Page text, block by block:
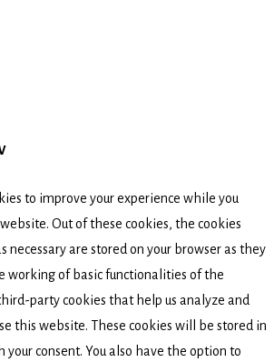
to improve your experience while you
Out of these cookies, the cookies
necessary are stored on your browser as they
working of basic functionalities of the
party cookies that help us analyze and
this website. These cookies will be stored in
your consent. You also have the option to